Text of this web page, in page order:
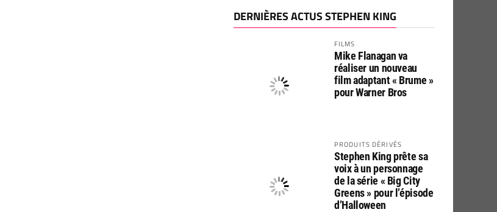
DERNIÈRES ACTUS STEPHEN KING
FILMS
Mike Flanagan va
réaliser un nouveau
film adaptant « Brume »
pour Warner Bros
PRODUITS DÉRIVÉS
Stephen King prête sa
voix à un personnage
de la série « Big City
Greens » pour l’épisode
d’Halloween